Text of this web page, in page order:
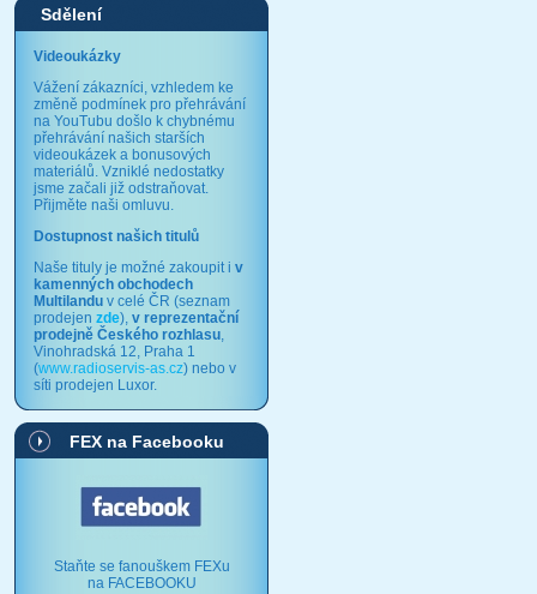
Sdělení
Videoukázky
Vážení zákazníci, vzhledem ke
změně podmínek pro přehrávání
na YouTubu došlo k chybnému
přehrávání našich starších
videoukázek a bonusových
materiálů. Vzniklé nedostatky
jsme začali již odstraňovat.
Přijměte naši omluvu.
Dostupnost našich titulů
Naše tituly je možné zakoupit i v
kamenných obchodech
Multilandu v celé ČR (seznam
prodejen zde), v reprezentační
prodejně Českého rozhlasu,
Vinohradská 12, Praha 1
(www.radioservis-as.cz) nebo v
síti prodejen Luxor.
FEX na Facebooku
Staňte se fanouškem FEXu
na FACEBOOKU